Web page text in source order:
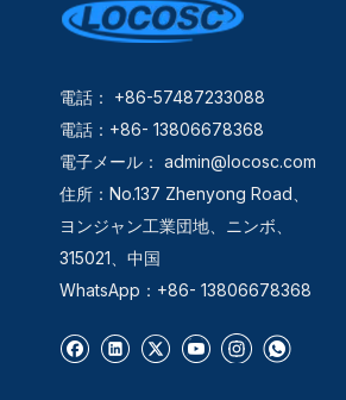
電話： +86-57487233088
電話：+86- 13806678368
電子メール： admin@locosc.com
住所：No.137 Zhenyong Road、
ヨンジャン工業団地、ニンボ、
315021、中国
WhatsApp：+86- 13806678368